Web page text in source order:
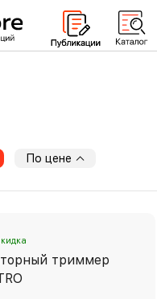
По цене
триммер